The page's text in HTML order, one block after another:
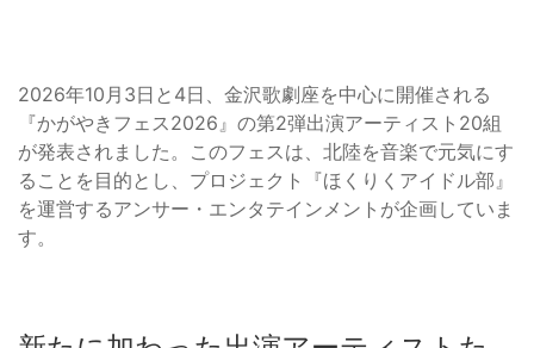
2026年10月3日と4日、金沢歌劇座を中心に開催される
『かがやきフェス2026』の第2弾出演アーティスト20組
が発表されました。このフェスは、北陸を音楽で元気にす
ることを目的とし、プロジェクト『ほくりくアイドル部』
を運営するアンサー・エンタテインメントが企画していま
す。